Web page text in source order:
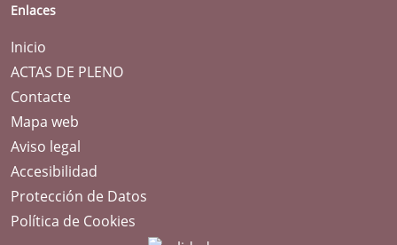
Enlaces
Inicio
ACTAS DE PLENO
Contacte
Mapa web
Aviso legal
Accesibilidad
Protección de Datos
Política de Cookies